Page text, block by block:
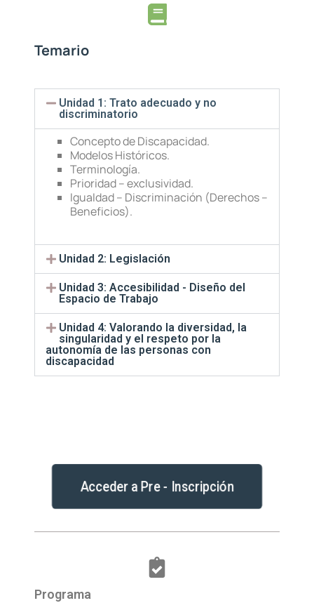
Temario
Unidad 1: Trato adecuado y no
discriminatorio
Concepto de Discapacidad.
Modelos Históricos.
Terminología.
Prioridad – exclusividad.
Igualdad – Discriminación (Derechos –
Beneficios).
Unidad 2: Legislación
Unidad 3: Accesibilidad - Diseño del
Espacio de Trabajo
Unidad 4: Valorando la diversidad, la
singularidad y el respeto por la
autonomía de las personas con
discapacidad
Acceder a Pre - Inscripción
Programa